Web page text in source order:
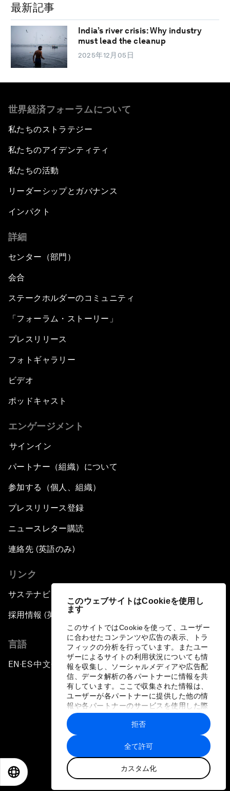
このウェブサイトはCookieを使用し
ます
このサイトではCookieを使って、ユーザー
に合わせたコンテンツや広告の表示、トラ
フィックの分析を行っています。またユー
ザーによるサイトの利用状況についても情
報を収集し、ソーシャルメディアや広告配
信、データ解析の各パートナーに情報を共
有しています。ここで収集された情報は、
ユーザーが各パートナーに提供した他の情
報や各パートナーのサービスを使用した際
に収集された情報と組み合わされ、各パー
トナーによって使用されることがありま
す。
全て許可
カスタム化
拒否
最新記事
India’s river crisis: Why industry
must lead the cleanup
2025年12月05日
世界経済フォーラムについて
私たちのストラテジー
私たちのアイデンティティ
私たちの活動
リーダーシップとガバナンス
インパクト
詳細
センター（部門）
会合
ステークホルダーのコミュニティ
「フォーラム・ストーリー」
プレスリリース
フォトギャラリー
ビデオ
ポッドキャスト
エンゲージメント
サインイン
パートナー（組織）について
参加する（個人、組織）
プレスリリース登録
ニュースレター購読
連絡先 (英語のみ)
リンク
サステナビリティへの取り組み
採用情報 (英語のみ)
言語
EN ▪ES▪中文▪ 日本語
プライバシーポリシーと利用規約
サイトマップ
©
世界経済フォーラム